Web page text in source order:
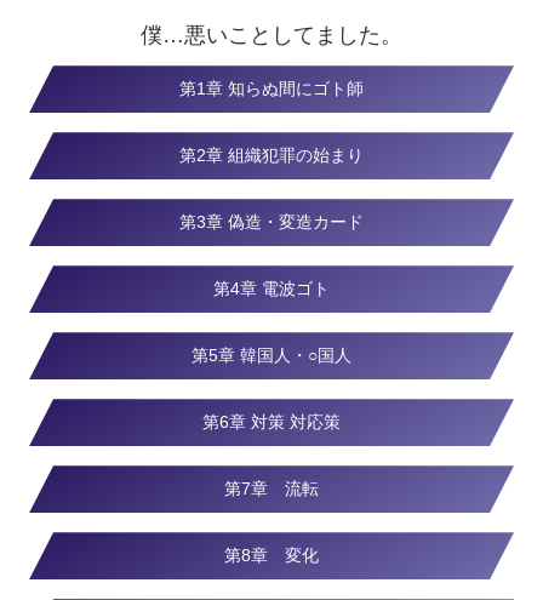
僕…悪いことしてました。
第1章 知らぬ間にゴト師
第2章 組織犯罪の始まり
第3章 偽造・変造カード
第4章 電波ゴト
第5章 韓国人・○国人
第6章 対策 対応策
第7章 流転
第8章 変化